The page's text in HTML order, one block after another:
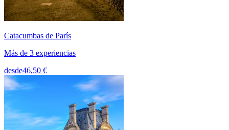
Catacumbas de París
Más de 3 experiencias
desde46,50 €